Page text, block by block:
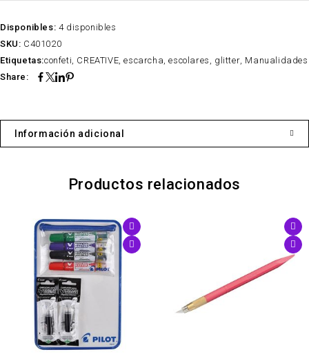
Disponibles: 4 disponibles
SKU: C401020
Etiquetas:confeti CREATIVE ,escarcha ,escolares glitter Manualidades
Share:
Información adicional
Productos relacionados